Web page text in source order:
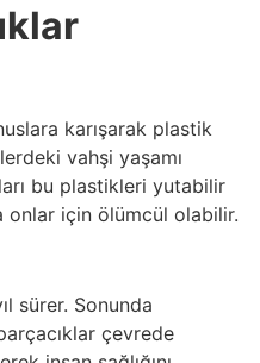
karışarak plastik
vahşi yaşamı
bu plastikleri yutabilir
onlar için ölümcül olabilir.
sürer. Sonunda
çevrede